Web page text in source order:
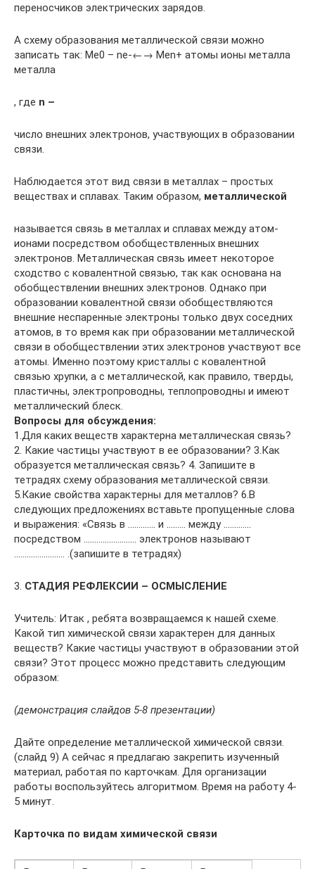
переносчиков электрических зарядов.
А схему образования металлической связи можно
записать так: Ме0 – ne-←→ Mеn+ атомы ионы металла
металла
, где n –
число внешних электронов, участвующих в образовании
связи.
Наблюдается этот вид связи в металлах – простых
веществах и сплавах. Таким образом, металлической
называется связь в металлах и сплавах между атом-
ионами посредством обобществленных внешних
электронов. Металлическая связь имеет некоторое
сходство с ковалентной связью, так как основана на
обобществлении внешних электронов. Однако при
образовании ковалентной связи обобществляются
внешние неспаренные электроны только двух соседних
атомов, в то время как при образовании металлической
связи в обобществлении этих электронов участвуют все
атомы. Именно поэтому кристаллы с ковалентной
связью хрупки, а с металлической, как правило, тверды,
пластичны, электропроводны, теплопроводны и имеют
металлический блеск.
Вопросы для обсуждения:
1.Для каких веществ характерна металлическая связь?
2. Какие частицы участвуют в ее образовании? 3.Как
образуется металлическая связь? 4. Запишите в
тетрадях схему образования металлической связи.
5.Какие свойства характерны для металлов? 6.В
следующих предложениях вставьте пропущенные слова
и выражения: «Связь в …………. и ……… между ………….
посредством ……………………. электронов называют
…………………… .(запишите в тетрадях)
3. СТАДИЯ РЕФЛЕКСИИ – ОСМЫСЛЕНИЕ
Учитель: Итак , ребята возвращаемся к нашей схеме.
Какой тип химической связи характерен для данных
веществ? Какие частицы участвуют в образовании этой
связи? Этот процесс можно представить следующим
образом:
(демонстрация слайдов 5-8 презентации)
Дайте определение металлической химической связи.
(слайд 9) А сейчас я предлагаю закрепить изученный
материал, работая по карточкам. Для организации
работы воспользуйтесь алгоритмом. Время на работу 4-
5 минут.
Карточка по видам химической связи